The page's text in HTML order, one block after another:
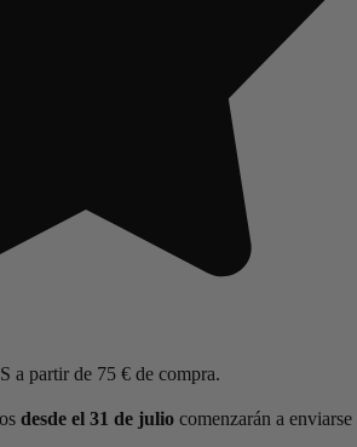
a partir de 75 € de compra.
desde el 31 de julio comenzarán a enviarse